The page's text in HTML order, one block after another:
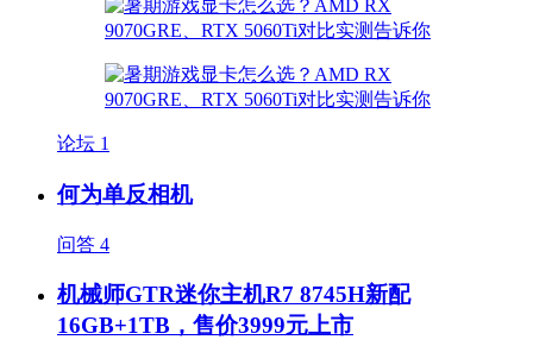
论坛 1
何为单反相机
问答 4
机械师GTR迷你主机R7 8745H新配
16GB+1TB，售价3999元上市